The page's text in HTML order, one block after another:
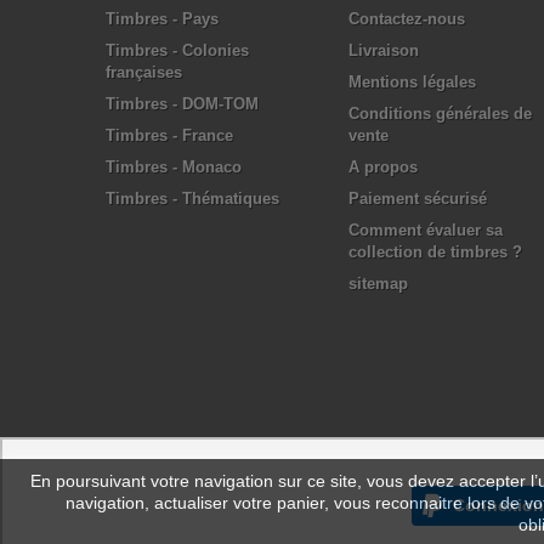
Timbres - Pays
Timbres - Colonies
françaises
Timbres - DOM-TOM
Timbres - France
Timbres - Monaco
Timbres - Thématiques
Contactez-nous
Livraison
Mentions légales
Conditions générales de
vente
A propos
Paiement sécurisé
Comment évaluer sa
collection de timbres ?
sitemap
En poursuivant votre navigation sur ce site, vous devez accepter
navigation, actualiser votre panier, vous reconnaitre lors de